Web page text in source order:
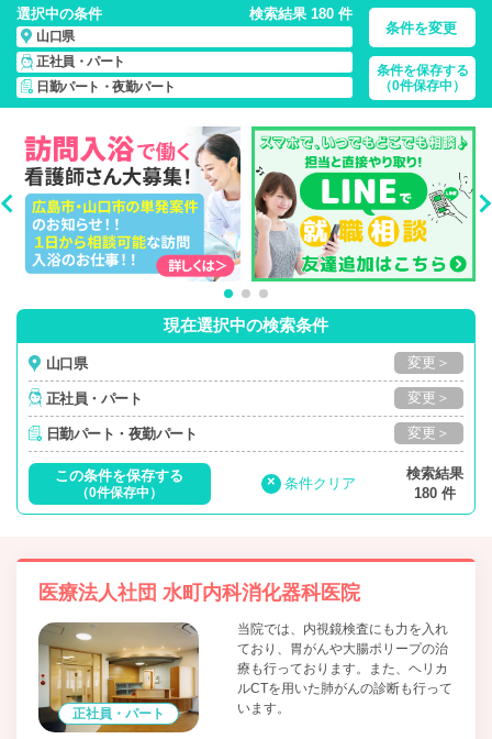
選択中の条件 検索結果 180 件
山口県
正社員・パート
日勤パート・夜勤パート
条件を変更
条件を保存する
（0件保存中）
山口県/日勤パート・夜勤パート/正社員・パート
の 看護師求
人・派遣・転職・募集一覧
現在選択中の検索条件
山口県 変更＞
正社員・パート 変更＞
日勤パート・夜勤パート 変更＞
この条件を保存する
（0件保存中）
× 条件クリア
検索結果
180 件
医療法人社団 水町内科消化器科医院
正社員・パート
当院では、内視鏡検査にも力を入れ
ており、胃がんや大腸ポリープの治
療も行っております。また、ヘリカ
ルCTを用いた肺がんの診断も行って
います。